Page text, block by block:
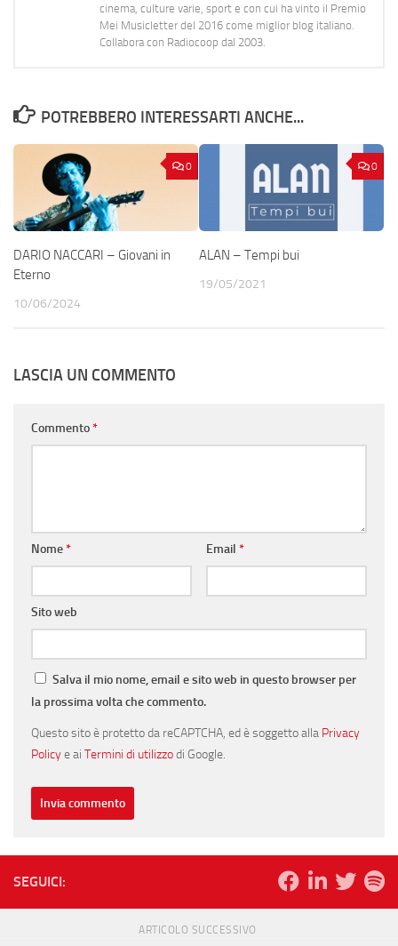
cinema, culture varie, sport e con cui ha vinto il Premio
Mei Musicletter del 2016 come miglior blog italiano.
Collabora con Radiocoop dal 2003.
POTREBBERO INTERESSARTI ANCHE...
0
DARIO NACCARI – Giovani in
Eterno
10/06/2024
0
ALAN – Tempi bui
19/05/2021
LASCIA UN COMMENTO
Commento*
Nome* Email *
Sito web
Salva il mio nome, email e sito web in questo browser per
la prossima volta che commento.
Questo sito è protetto da reCAPTCHA, ed è soggetto alla Privacy
Policye ai Termini di utilizzodi Google.
SEGUICI:
ARTICOLO SUCCESSIVO